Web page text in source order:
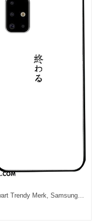
Samsung Galaxy A51 Hoesje Glas Zwart Trendy Merk, Samsung Galaxy A51 Hoesje Eenvoudige Mobiele Telefoon